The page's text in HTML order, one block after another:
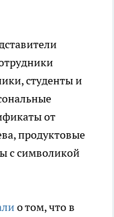
студенты и
от
продуктовые
с символикой
о том, что в